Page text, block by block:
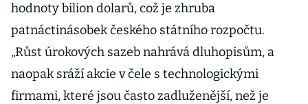
hodnoty bilion dolarů, což je zhruba
patnáctinásobek českého státního rozpočtu.
„Růst úrokových sazeb nahrává dluhopisům, a
naopak sráží akcie v čele s technologickými
firmami, které jsou často zadluženější, než je